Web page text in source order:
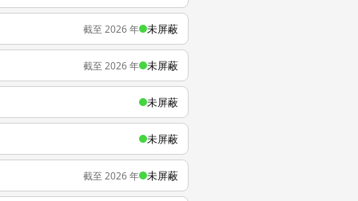
截至 2026 年 未屏蔽
截至 2026 年 未屏蔽
未屏蔽
未屏蔽
截至 2026 年 未屏蔽